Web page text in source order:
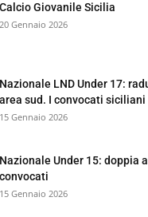
Calcio Giovanile Sicilia
20 Gennaio 2026
Nazionale LND Under 17:
area sud. I convocati siciliani
15 Gennaio 2026
Nazionale Under 15: doppia
convocati
15 Gennaio 2026